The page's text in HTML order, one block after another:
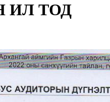
ИЛ ТОД